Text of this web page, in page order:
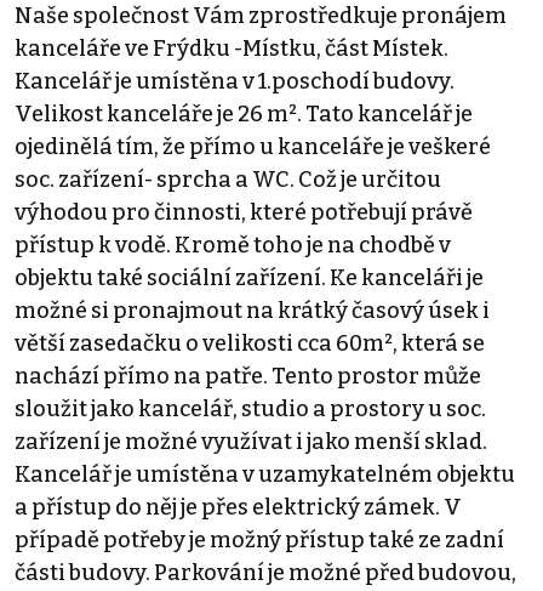
Naše společnost Vám zprostředkuje pronájem
kanceláře ve Frýdku -Místku, část Místek.
Kancelář je umístěna v 1.poschodí budovy.
Velikost kanceláře je 26 m². Tato kancelář je
ojedinělá tím, že přímo u kanceláře je veškeré
soc. zařízení- sprcha a WC. Což je určitou
výhodou pro činnosti, které potřebují právě
přístup k vodě. Kromě toho je na chodbě v
objektu také sociální zařízení. Ke kanceláři je
možné si pronajmout na krátký časový úsek i
větší zasedačku o velikosti cca 60m², která se
nachází přímo na patře. Tento prostor může
sloužit jako kancelář, studio a prostory u soc.
zařízení je možné využívat i jako menší sklad.
Kancelář je umístěna v uzamykatelném objektu
a přístup do něj je přes elektrický zámek. V
případě potřeby je možný přístup také ze zadní
části budovy. Parkování je možné před budovou,